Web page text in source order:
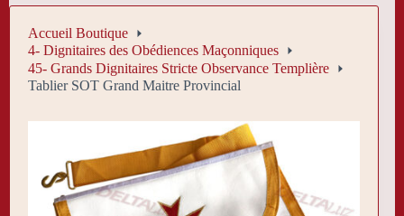
Accueil Boutique
4- Dignitaires des Obédiences Maçonniques
45- Grands Dignitaires Stricte Observance Templière
Tablier SOT Grand Maitre Provincial